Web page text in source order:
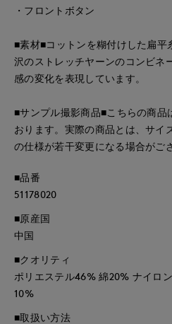
・フロントボタン
■素材■コットンを糊付けした扁
沢のストレッチヤーンのコンビネ
感の変化を表現しています。
■サンプル撮影商品■こちらの商品
おります。実際の商品とは、サイ
の仕様が若干変更になる場合がご
■品番
51178020
■原産国
中国
■クオリティ
ポリエステル46% 綿20% ナイロ
10%
■取扱い方法